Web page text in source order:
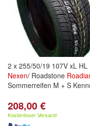
2 x 255/50/19 107V xL HL
Nexen/ Roadstone
Sommerreifen M + S
208,00 €
Kostenloser Versand